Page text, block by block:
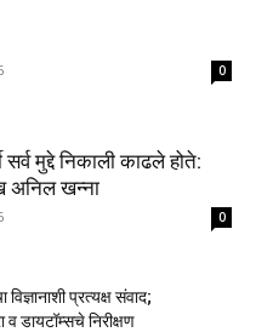
0
सर्व मुद्दे निकाली काढले होते:
अनिल खन्ना
0
विज्ञानाशी प्रत्यक्ष संवाद;
व डायटॉम्सचे निरीक्षण